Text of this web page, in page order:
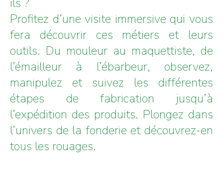
Profitez d’une visite immersive qui vous
fera découvrir ces métiers et leurs
outils. Du mouleur au maquettiste, de
l’émailleur à l’ébarbeur, observez,
manipulez et suivez les différentes
étapes de fabrication jusqu’à
l’expédition des produits. Plongez dans
l’univers de la fonderie et découvrez-en
tous les rouages.